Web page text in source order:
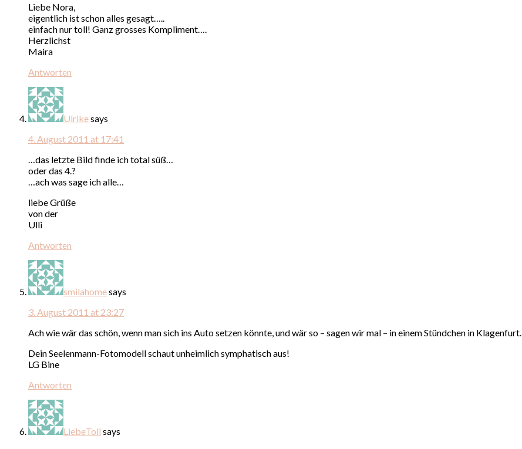
Liebe Nora,
eigentlich ist schon alles gesagt…..
einfach nur toll! Ganz grosses Kompliment….
Herzlichst
Maira
Antworten
Ulrikesays
4. August 2011 at 17:41
…das letzte Bild finde ich total süß…
oder das 4.?
…ach was sage ich alle…
liebe Grüße
von der
Ulli
Antworten
smilahomesays
3. August 2011 at 23:27
Ach wie wär das schön, wenn man sich ins Auto setzen könnte, und wär so – sagen wir mal – in einem Stündchen in Klagenfurt…
Dein Seelenmann-Fotomodell schaut unheimlich symphatisch aus!
LG Bine
Antworten
LiebeToll says